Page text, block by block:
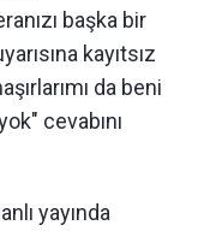
başka bir
kayıtsız
da beni
cevabını
yayında